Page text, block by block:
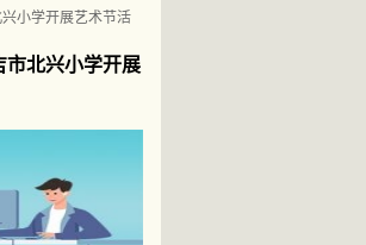
市北兴小学开展